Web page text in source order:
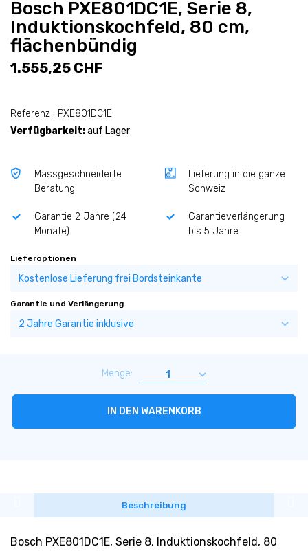
Bosch PXE801DC1E, Serie 8,
Induktionskochfeld, 80 cm,
flächenbündig
1.555,25 CHF
Referenz : PXE801DC1E
Verfügbarkeit:auf Lager
Massgeschneiderte
Beratung
Lieferung in die ganze
Schweiz
Garantie 2 Jahre (24
Monate)
Garantieverlängerung
bis 5 Jahre
Lieferoptionen
Garantie und Verlängerung
Menge:
IN DEN WARENKORB
Beschreibung
Bosch PXE801DC1E, Serie 8, Induktionskochfeld, 80